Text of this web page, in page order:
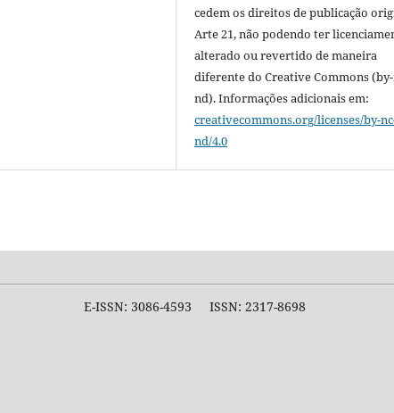
cedem os direitos de publicação
Arte 21, não podendo ter
alterado ou revertido de maneira
diferente do Creative Commons
nd). Informações adicionais em:
creativecommons.org/licenses/by-
nd/4.0
E-ISSN: 3086-4593 ISSN: 2317-8698